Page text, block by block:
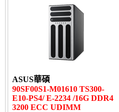
ASUS華碩
90SF00S1-M01610 TS300-
E10-PS4/ E-2234 /16G DDR4
3200 ECC UDIMM